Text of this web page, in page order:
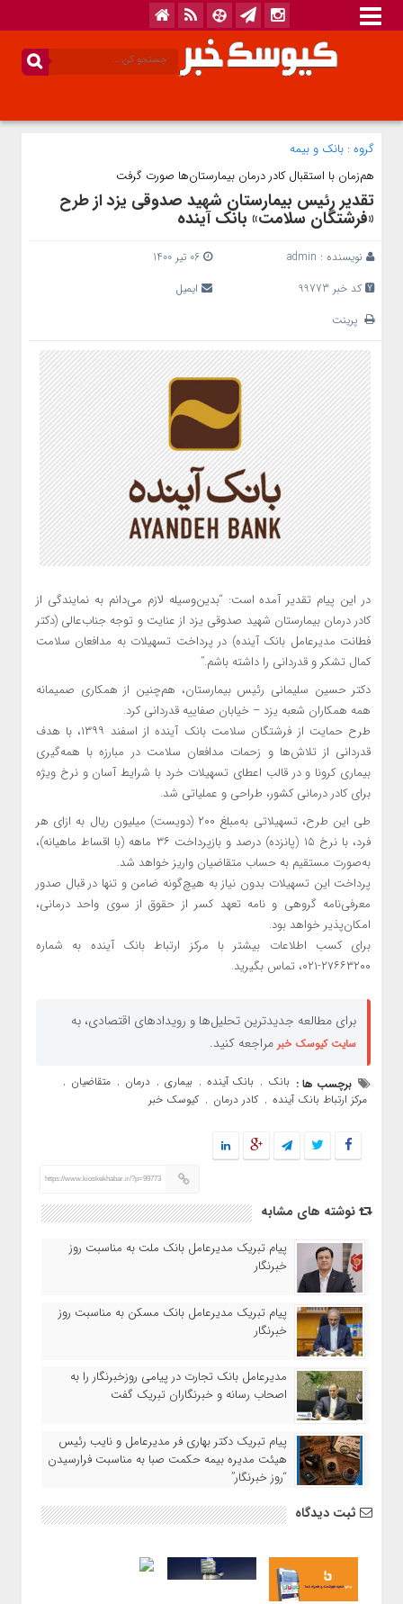
گروه : بانک‌ و بیمه
هم‌زمان با استقبال کادر درمان بیمارستان‌ها صورت گرفت
تقدیر رئیس بیمارستان شهید صدوقی یزد از طرح
«فرشتگان سلامت» بانک آینده
نویسنده : admin
06 تیر 1400
کد خبر 99773
ایمیل
پرینت
در این پیام تقدیر آمده است: “بدین‌وسیله لازم می‌دانم به نمایندگی از
کادر درمان بیمارستان شهید صدوقی یزد از عنایت و توجه جناب‌عالی (دکتر
فطانت مدیرعامل بانک آینده) در پرداخت تسهیلات به مدافعان سلامت
کمال تشکر و قدردانی را داشته باشم.”
دکتر حسین سلیمانی رئیس بیمارستان، هم‌چنین از همکاری صمیمانه
همه همکاران شعبه یزد – خیابان صفاییه قدردانی کرد.
طرح حمایت از فرشتگان سلامت بانک آینده از اسفند ۱۳۹۹، با هدف
قدردانی از تلاش‌ها و زحمات مدافعان سلامت در مبارزه با همه‌گیری
بیماری کرونا و در قالب اعطای تسهیلات خرد با شرایط آسان و نرخ ویژه
برای کادر درمانی کشور، طراحی و عملیاتی شد.
طی این طرح، تسهیلاتی به‌مبلغ ۲۰۰ (دویست) میلیون ریال به ازای هر
فرد، با نرخ ۱۵ (پانزده) درصد و بازپرداخت ۳۶ ماهه (با اقساط ماهیانه)،
به‌صورت مستقیم به حساب متقاضیان واریز خواهد شد.
پرداخت این تسهیلات بدون نیاز به هیچ‌گونه ضامن و تنها در قبال صدور
معرفی‌نامه گروهی و نامه تعهد کسر از حقوق از سوی واحد درمانی،
امکان‌پذیر خواهد بود.
برای کسب اطلاعات بیشتر با مرکز ارتباط بانک آینده به شماره
۲۷۶۶۳۲۰۰-۰۲۱، تماس بگیرید.
برای مطالعه جدیدترین تحلیل‌ها و رویدادهای اقتصادی، به
سایت کیوسک خبر مراجعه کنید.
برچسب ها : بانک , بانک آینده , بیماری , درمان , متقاضیان ,
مرکز ارتباط بانک آینده , کادر درمان , کیوسک خبر
https://www.kioskekhabar.ir/?p=99773
نوشته های مشابه
پیام تبریک مدیرعامل بانک ملت به مناسبت روز
خبرنگار
پیام تبریک مدیرعامل بانک مسکن به مناسبت روز
خبرنگار
مدیرعامل بانک تجارت در پیامی روزخبرنگار را به
اصحاب رسانه و خبرنگاران تبریک گفت
پیام تبریک دکتر بهاری فر مدیرعامل و نایب رئیس
هیئت مدیره بیمه حکمت صبا به مناسبت فرارسیدن
“روز خبرنگار”
ثبت دیدگاه